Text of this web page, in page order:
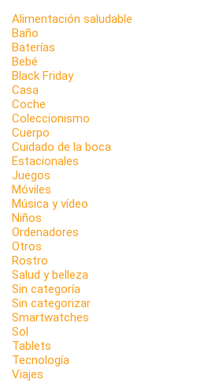
Alimentación saludable
Baño
Baterías
Bebé
Black Friday
Casa
Coche
Coleccionismo
Cuerpo
Cuidado de la boca
Estacionales
Juegos
Móviles
Música y vídeo
Niños
Ordenadores
Otros
Rostro
Salud y belleza
Sin categoría
Sin categorizar
Smartwatches
Sol
Tablets
Tecnología
Viajes